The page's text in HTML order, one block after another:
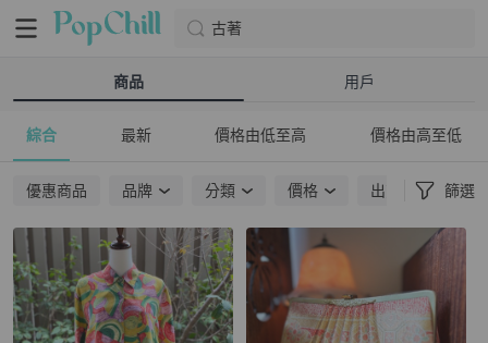
古著
商品 用戶
綜合 最新 價格由低至高 價格由高至低
優惠商品 品牌 分類 價格 出貨地點 篩選